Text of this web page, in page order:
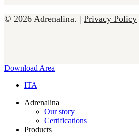
© 2026 Adrenalina. | Privacy Policy
Close
Download Area
ITA
Adrenalina
Our story
Certifications
Products